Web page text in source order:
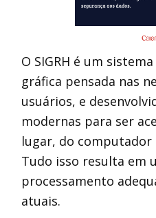
O SIGRH é um
gráfica pensada nas
usuários, e
modernas para ser
lugar, do computador
Tudo isso resulta em
processamento
atuais.